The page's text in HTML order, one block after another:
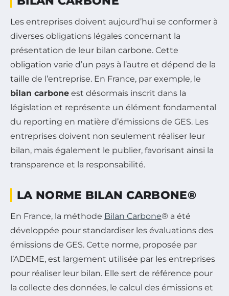
Les entreprises doivent aujourd’hui se conformer à
diverses obligations légales concernant la
présentation de leur bilan carbone. Cette
obligation varie d’un pays à l’autre et dépend de la
taille de l’entreprise. En France, par exemple, le
bilan carbone est désormais inscrit dans la
législation et représente un élément fondamental
du reporting en matière d’émissions de GES. Les
entreprises doivent non seulement réaliser leur
bilan, mais également le publier, favorisant ainsi la
transparence et la responsabilité.
LA NORME BILAN CARBONE®
En France, la méthode Bilan Carbone® a été
développée pour standardiser les évaluations des
émissions de GES. Cette norme, proposée par
l’ADEME, est largement utilisée par les entreprises
pour réaliser leur bilan. Elle sert de référence pour
la collecte des données, le calcul des émissions et